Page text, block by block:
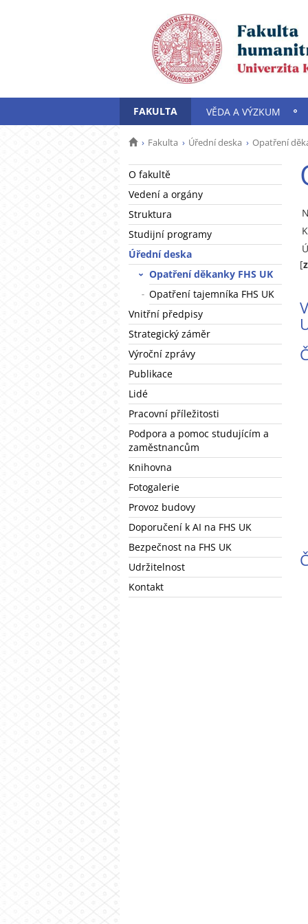
FAKULTA VĚDA A VÝZKUM
Fakulta Úřední deska Opatření
O fakultě
Vedení a orgány
Struktura
Studijní programy
Úřední deska
Opatření děkanky FHS UK
Opatření tajemníka FHS UK
Vnitřní předpisy
Strategický záměr
Výroční zprávy
Publikace
Lidé
Pracovní příležitosti
Podpora a pomoc studujícím a
zaměstnancům
Knihovna
Fotogalerie
Provoz budovy
Doporučení k AI na FHS UK
Bezpečnost na FHS UK
Udržitelnost
Kontakt
[